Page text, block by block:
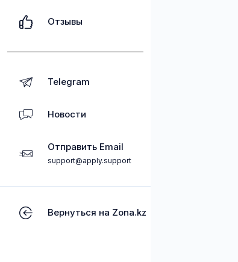
Отзывы
Telegram
Новости
Отправить Email
support@apply.support
Вернуться на Zona.kz